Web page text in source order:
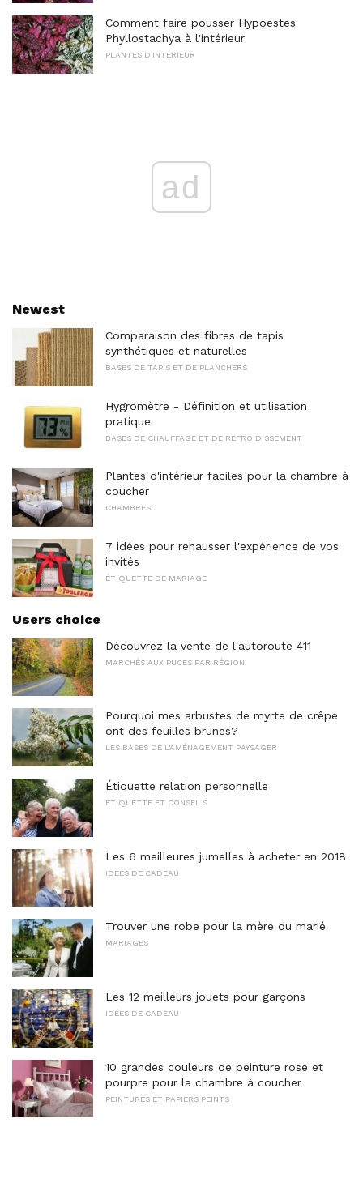
Comment faire pousser Hypoestes
Phyllostachya à l'intérieur
PLANTES D'INTÉRIEUR
ad
Newest
Comparaison des fibres de tapis
synthétiques et naturelles
BASES DE TAPIS ET DE PLANCHERS
Hygromètre - Définition et utilisation
pratique
BASES DE CHAUFFAGE ET DE REFROIDISSEMENT
Plantes d'intérieur faciles pour la chambre à
coucher
CHAMBRES
7 idées pour rehausser l'expérience de vos
invités
ÉTIQUETTE DE MARIAGE
Users choice
Découvrez la vente de l'autoroute 411
MARCHÉS AUX PUCES PAR RÉGION
Pourquoi mes arbustes de myrte de crêpe
ont des feuilles brunes?
LES BASES DE L'AMÉNAGEMENT PAYSAGER
Étiquette relation personnelle
ETIQUETTE ET CONSEILS
Les 6 meilleures jumelles à acheter en 2018
IDÉES DE CADEAU
Trouver une robe pour la mère du marié
MARIAGES
Les 12 meilleurs jouets pour garçons
IDÉES DE CADEAU
10 grandes couleurs de peinture rose et
pourpre pour la chambre à coucher
PEINTURES ET PAPIERS PEINTS